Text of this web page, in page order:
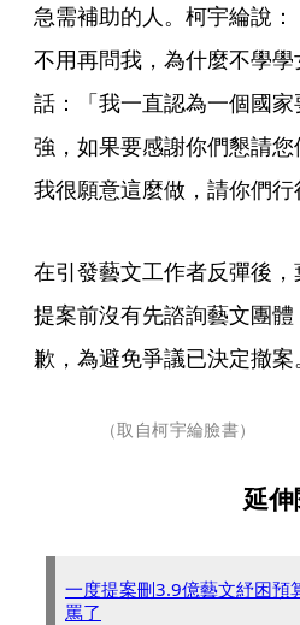
急需補助的人。柯宇綸說
不用再問我，為什麼不學
話：「我一直認為一個國
強，如果要感謝你們懇請
我很願意這麼做，請你們行
在引發藝文工作者反彈後
提案前沒有先諮詢藝文團
歉，為避免爭議已決定撤案。
（取自柯宇綸臉書）
延
一度提案刪3.9億藝文紓困
罵了